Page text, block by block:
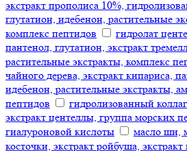
экстракт прополиса 10%,
глутатион, идебенон, растительные
комплекс пептидов
гидролат
пантенол, глутатион, экстракт
растительные экстракты, комплекс
чайного дерева, экстракт кипариса,
идебенон, растительные экстракты,
пептидов
гидролизованный
экстракт центеллы, группа морских
гиалуроновой кислоты
масло ши,
косточки, экстракт ройбуша,